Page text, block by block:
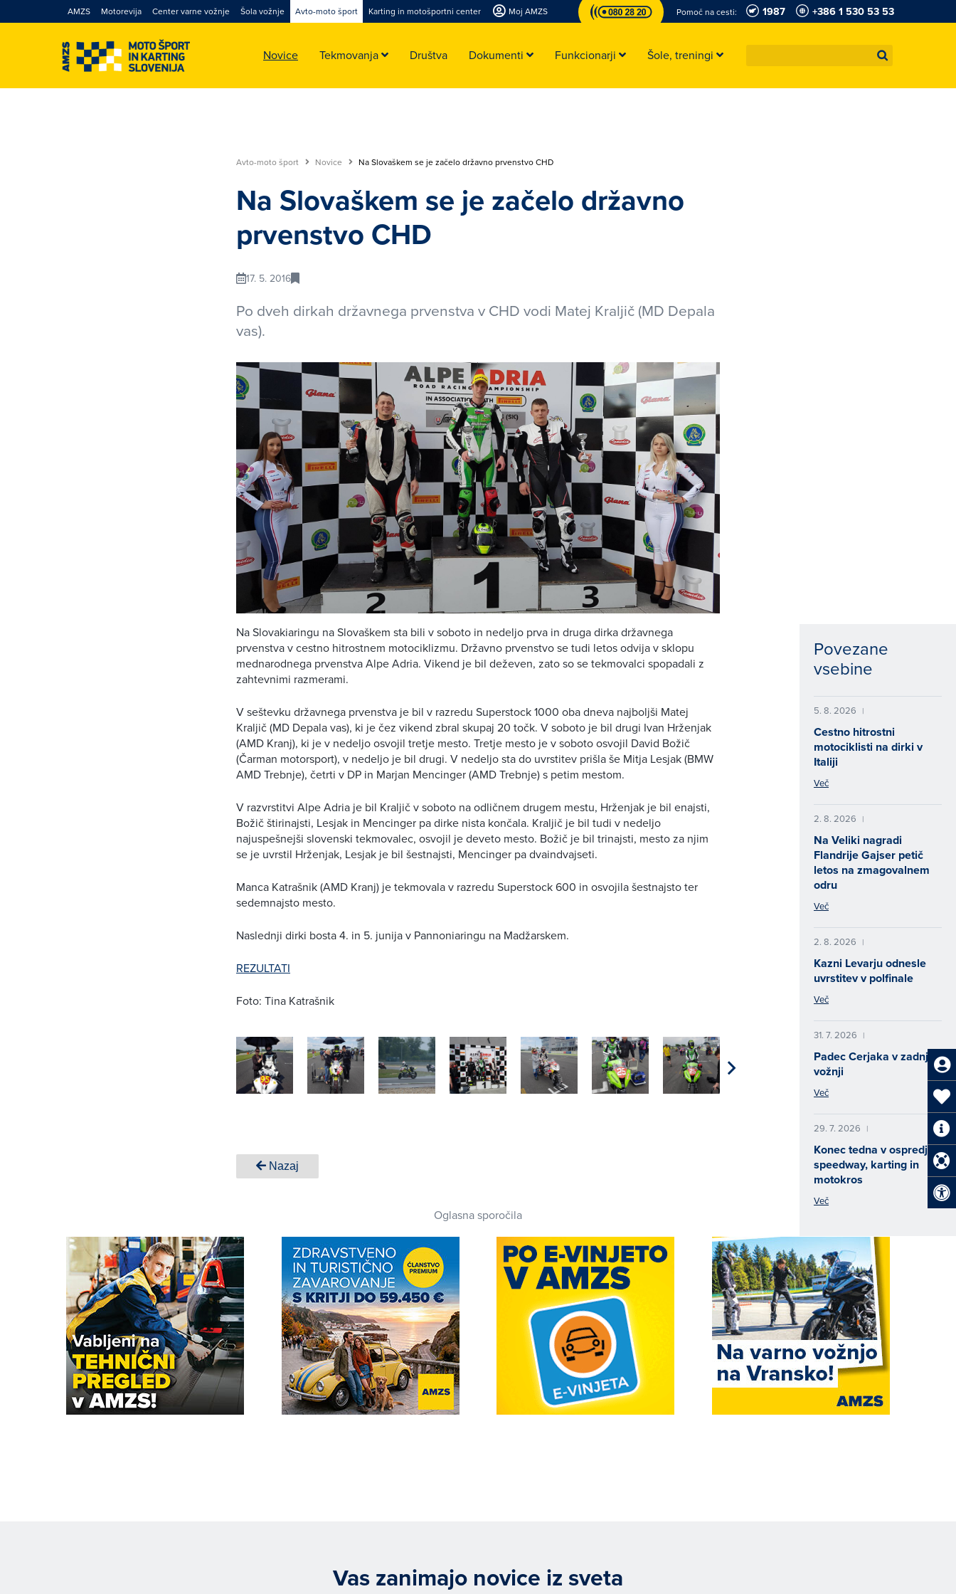
AMZS Motorevija Center varne vožnje Šola vožnje Avto-moto šport Karting in motošportni center Moj AMZS Pomoč na cesti: 1987 +386 1 530 53 53
Novice Tekmovanja Društva Dokumenti Funkcionarji Šole, treningi
Avto-moto šport Novice Na Slovaškem se je začelo državno prvenstvo CHD
Na Slovaškem se je začelo državno
prvenstvo CHD
17. 5. 2016
Po dveh dirkah državnega prvenstva v CHD vodi Matej Kraljič (MD Depala
vas).
Na Slovakiaringu na Slovaškem sta bili v soboto in nedeljo prva in druga dirka državnega
prvenstva v cestno hitrostnem motociklizmu. Državno prvenstvo se tudi letos odvija v sklopu
mednarodnega prvenstva Alpe Adria. Vikend je bil deževen, zato so se tekmovalci spopadali z
zahtevnimi razmerami.
V seštevku državnega prvenstva je bil v razredu Superstock 1000 oba dneva najboljši Matej
Kraljič (MD Depala vas), ki je čez vikend zbral skupaj 20 točk. V soboto je bil drugi Ivan Hrženjak
(AMD Kranj), ki je v nedeljo osvojil tretje mesto. Tretje mesto je v soboto osvojil David Božič
(Čarman motorsport), v nedeljo je bil drugi. V nedeljo sta do uvrstitev prišla še Mitja Lesjak (BMW
AMD Trebnje), četrti v DP in Marjan Mencinger (AMD Trebnje) s petim mestom.
V razvrstitvi Alpe Adria je bil Kraljič v soboto na odličnem drugem mestu, Hrženjak je bil enajsti,
Božič štirinajsti, Lesjak in Mencinger pa dirke nista končala. Kraljič je bil tudi v nedeljo
najuspešnejši slovenski tekmovalec, osvojil je deveto mesto. Božič je bil trinajsti, mesto za njim
se je uvrstil Hrženjak, Lesjak je bil šestnajsti, Mencinger pa dvaindvajseti.
Manca Katrašnik (AMD Kranj) je tekmovala v razredu Superstock 600 in osvojila šestnajsto ter
sedemnajsto mesto.
Naslednji dirki bosta 4. in 5. junija v Pannoniaringu na Madžarskem.
REZULTATI
Foto: Tina Katrašnik
Nazaj
Povezane
vsebine
5. 8. 2026 |
Cestno hitrostni
motociklisti na dirki v
Italiji
Več
2. 8. 2026 |
Na Veliki nagradi
Flandrije Gajser petič
letos na zmagovalnem
odru
Več
2. 8. 2026 |
Kazni Levarju odnesle
uvrstitev v polfinale
Več
31. 7. 2026 |
Padec Cerjaka v zadnji
vožnji
Več
29. 7. 2026 |
Konec tedna v ospredju
speedway, karting in
motokros
Več
Oglasna sporočila
Vas zanimajo novice iz sveta